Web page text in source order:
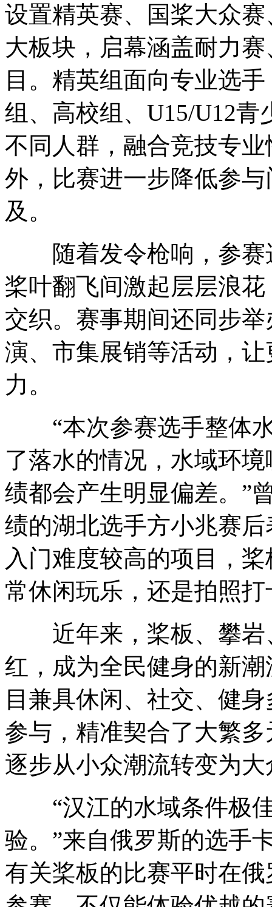
设置精英赛、国桨大众
大板块，启幕涵盖耐力
目。精英组面向专业选
组、高校组、U15/U12
不同人群，融合竞技专
外，比赛进一步降低参
及。
随着发令枪响，参赛
桨叶翻飞间激起层层浪
交织。赛事期间还同步
演、市集展销等活动，
力。
“本次参赛选手整体水
了落水的情况，水域环
绩都会产生明显偏差。”
绩的湖北选手方小兆赛
入门难度较高的项目，
常休闲玩乐，还是拍照
近年来，桨板、攀岩
红，成为全民健身的新
目兼具休闲、社交、健
参与，精准契合了大繁
逐步从小众潮流转变为
“汉江的水域条件极佳
验。”来自俄罗斯的选手
有关桨板的比赛平时在